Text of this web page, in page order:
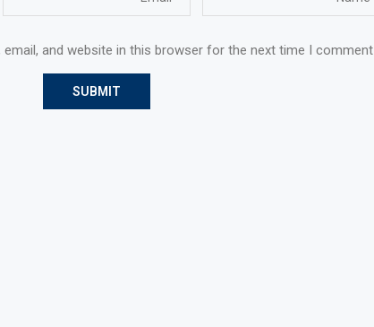
email, and website in this browser for the next time I comment.